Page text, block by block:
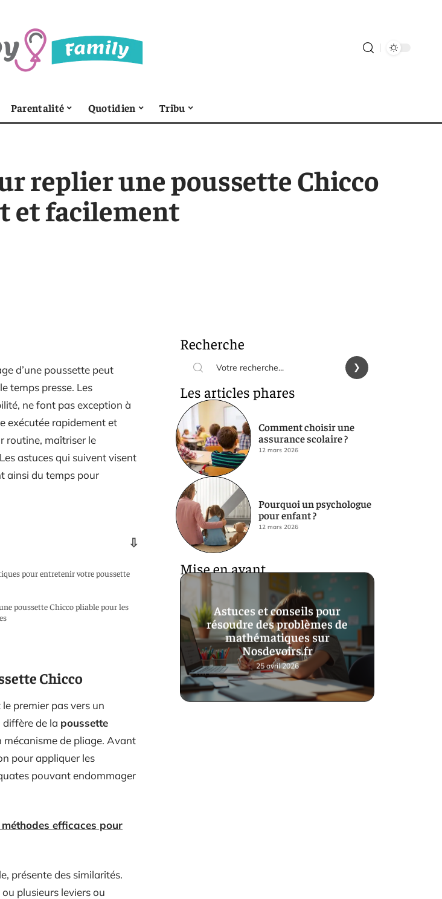
Parentalité Quotidien Tribu
replier une poussette Chicco
et facilement
d’une poussette peut
temps presse. Les
ne font pas exception à
exécutée rapidement et
routine, maîtriser le
astuces qui suivent visent
ainsi du temps pour
pour entretenir votre poussette
poussette Chicco pliable pour les
Chicco
premier pas vers un
diffère de la poussette
de pliage. Avant
pour appliquer les
pouvant endommager
efficaces pour
présente des similarités.
plusieurs leviers ou
Recherche
Les articles phares
Comment choisir une
assurance scolaire ?
12 mars 2026
Pourquoi un psychologue
pour enfant ?
12 mars 2026
Mise en avant
Astuces et conseils pour
résoudre des problèmes de
mathématiques sur
Nosdevoirs.fr
25 avril 2026